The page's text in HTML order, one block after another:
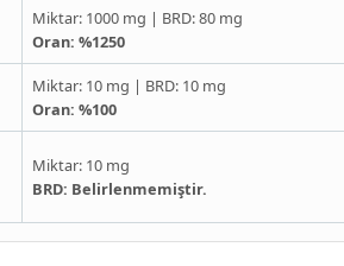
Miktar: 1000 mg | BRD: 80 mg
Oran: %1250
Miktar: 10 mg | BRD: 10 mg
Oran: %100
Miktar: 10 mg
BRD: Belirlenmemiştir.